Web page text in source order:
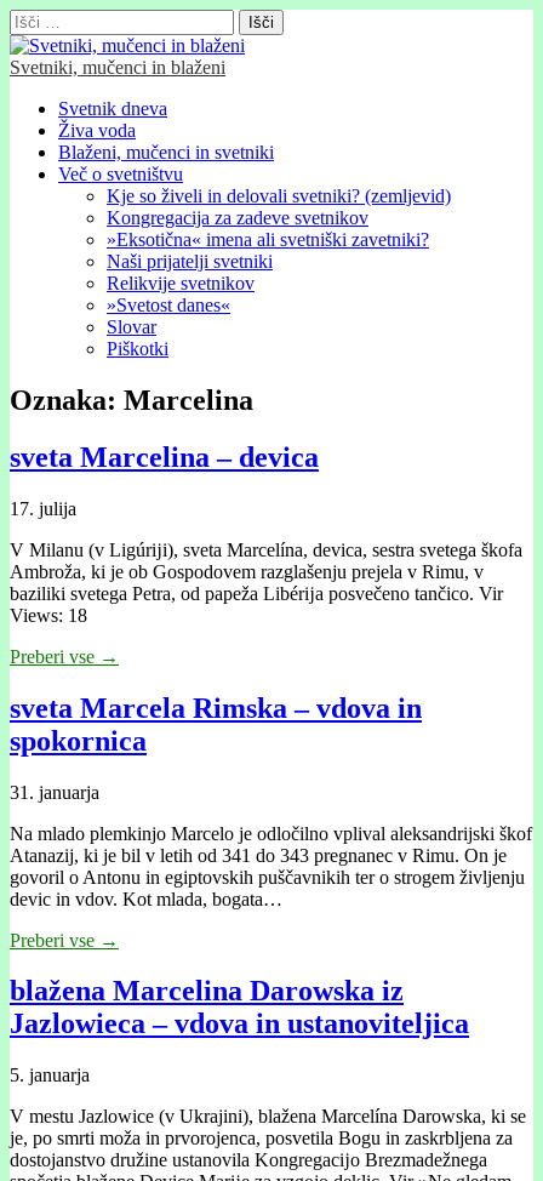
Išči:
Svetniki, mučenci in blaženi
Glavni
meni
Skip
content
Svetnik dneva
Živa voda
Blaženi, mučenci in svetniki
Več o svetništvu
Kje so živeli in delovali svetniki? (zemljevid)
Kongregacija za zadeve svetnikov
»Eksotična« imena ali svetniški zavetniki?
Naši prijatelji svetniki
Relikvije svetnikov
»Svetost danes«
Slovar
Piškotki
Oznaka: Marcelina
sveta Marcelina – devica
17. julija
V Milanu (v Ligúrĳi), sveta Marcelína, devica, sestra svetega škofa
Ambroža, ki je ob Gospodovem razglašenju prejela v Rimu, v
baziliki svetega Petra, od papeža Libérĳa posvečeno tančico. Vir
Views: 18
Preberi vse →
sveta Marcela Rimska – vdova in
spokornica
31. januarja
Na mlado plemkinjo Marcelo je odločilno vplival aleksandrijski škof
Atanazij, ki je bil v letih od 341 do 343 pregnanec v Rimu. On je
govoril o Antonu in egiptovskih puščavnikih ter o strogem življenju
devic in vdov. Kot mlada, bogata…
Preberi vse →
blažena Marcelina Darowska iz
Jazlowieca – vdova in ustanoviteljica
5. januarja
V mestu Jazlowice (v Ukrajini), blažena Marcelína Darowska, ki se
je, po smrti moža in prvorojenca, posvetila Bogu in zaskrbljena za
dostojanstvo družine ustanovila Kongregacĳo Brezmadežnega